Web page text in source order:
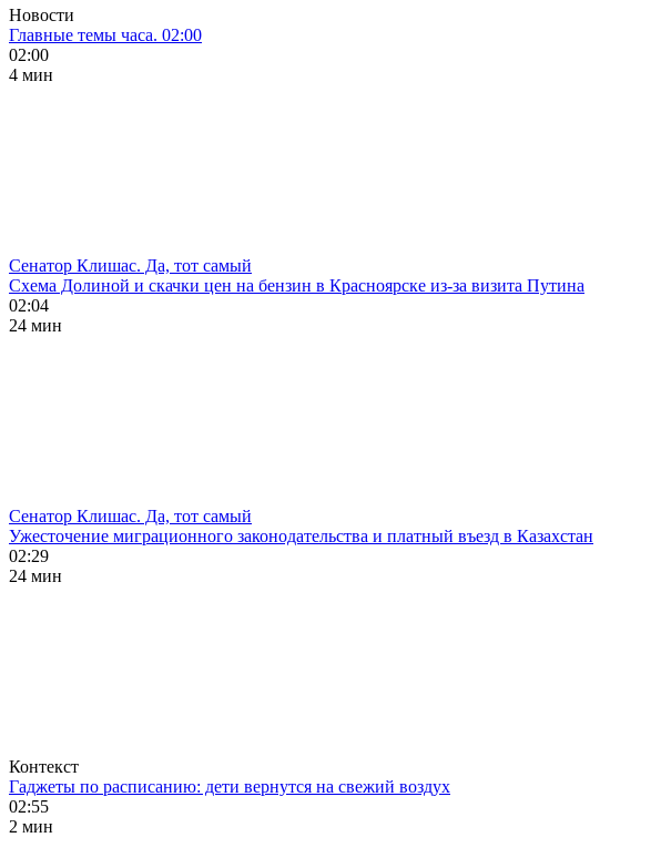
Новости
Главные темы часа. 02:00
02:00
4 мин
Сенатор Клишас. Да, тот самый
Схема Долиной и скачки цен на бензин в Красноярске из-за визита Путина
02:04
24 мин
Сенатор Клишас. Да, тот самый
Ужесточение миграционного законодательства и платный въезд в Казахстан
02:29
24 мин
Контекст
Гаджеты по расписанию: дети вернутся на свежий воздух
02:55
2 мин